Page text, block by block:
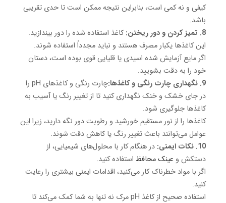
کیفی و نه کمی است، بنابراین نتیجه ممکن است تا حدی تقریبی
باشد.
8. تمیز کردن و دور ریختن:
کاغذ استفاده شده را دور بیندازید.
این کاغذها یکبار مصرف هستند و نباید مجدداً استفاده شوند.
اگر مایع آزمایش شده اسیدی یا قلیایی قوی بوده است، دستان
خود را به دقت بشویید.
9. نگهداری چارت رنگی و کاغذها:
چارت رنگی و کاغذهای pH را
در جای خشک و خنک نگهداری کنید تا از تغییر رنگ یا آسیب به
کاغذها جلوگیری شود.
کاغذها را از نور مستقیم خورشید و رطوبت دور نگه دارید، زیرا این
عوامل می‌توانند باعث تغییر رنگ یا کاهش دقت شوند.
10. نکات ایمنی:
در هنگام کار با محلول‌های شیمیایی، از
دستکش و عینک محافظ استفاده کنید.
اگر با مواد خطرناک کار می‌کنید، اقدامات ایمنی بیشتری را رعایت
کنید.
استفاده صحیح از کاغذ pH مرک نه تنها به شما کمک می‌کند تا